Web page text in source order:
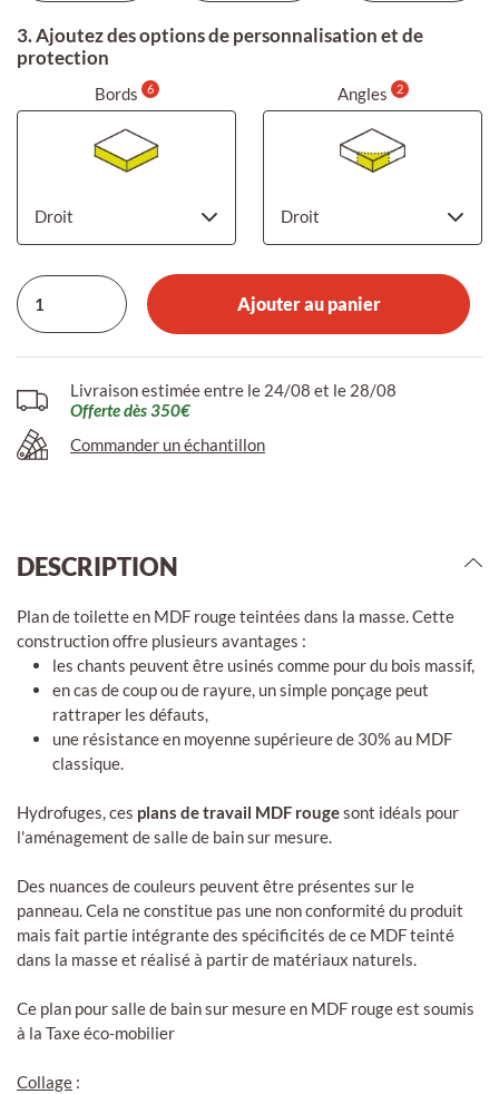
3. Ajoutez des options de personnalisation et de
protection
Bords 6 Angles 2
Ajouter au panier
Livraison estimée entre le 24/08 et le 28/08
Offerte dès 350€
Commander un échantillon
DESCRIPTION
Plan de toilette en MDF rouge teintées dans la masse. Cette
construction offre plusieurs avantages :
les chants peuvent être usinés comme pour du bois massif,
en cas de coup ou de rayure, un simple ponçage peut
rattraper les défauts,
une résistance en moyenne supérieure de 30% au MDF
classique.
Hydrofuges, ces plans de travail MDF rougesont idéals pour
l'aménagement de salle de bain sur mesure.
Des nuances de couleurs peuvent être présentes sur le
panneau. Cela ne constitue pas une non conformité du produit
mais fait partie intégrante des spécificités de ce MDF teinté
dans la masse et réalisé à partir de matériaux naturels.
Ce plan pour salle de bain sur mesure en MDF rouge est soumis
à la Taxe éco-mobilier
Collage :